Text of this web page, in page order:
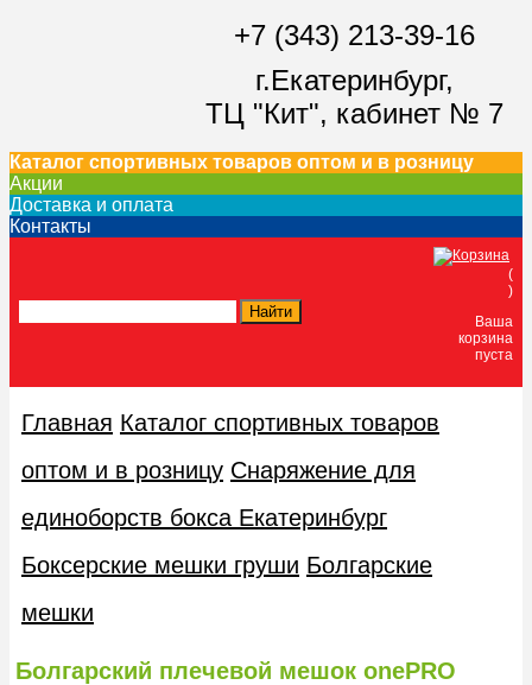
+7 (343) 213-39-16
г.Екатеринбург,
ТЦ "Кит", кабинет № 7
Каталог спортивных товаров оптом и в розницу
Акции
Доставка и оплата
Контакты
(
)
Ваша
корзина
пуста
Главная Каталог спортивных товаров
оптом и в розницу Снаряжение для
единоборств бокса Екатеринбург
Боксерские мешки груши Болгарские
мешки
Болгарский плечевой мешок onePRO